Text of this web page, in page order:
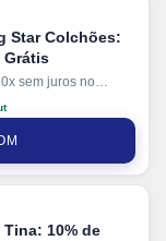
Star Colchões:
Grátis
sem juros no
em pagamentos
10% de